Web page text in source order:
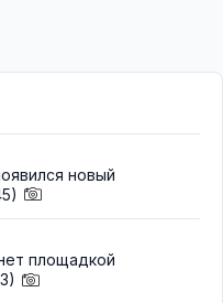
новый
площадкой